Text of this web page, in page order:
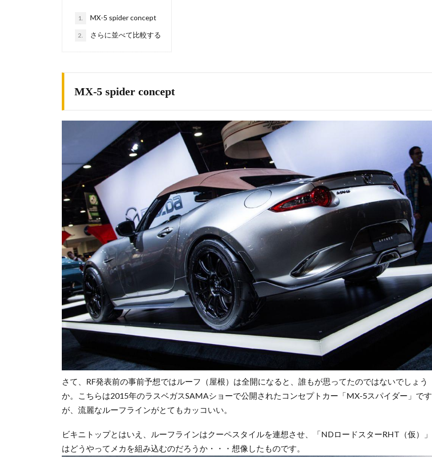
1. MX-5 spider concept
2. さらに並べて比較する
MX-5 spider concept
さて、RF発表前の事前予想ではルーフ（屋根）は全開になると、誰もが思ってたのではないでしょう
か。こちらは2015年のラスベガスSAMAショーで公開されたコンセプトカー「MX-5スパイダー」です
が、流麗なルーフラインがとてもカッコいい。
ビキニトップとはいえ、ルーフラインはクーペスタイルを連想させ、「NDロードスターRHT（仮）」
はどうやってメカを組み込むのだろうか・・・想像したものです。